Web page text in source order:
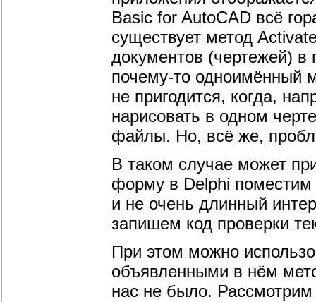
Basic for AutoCAD всё
существует метод
документов (чертежей)
почему-то одноимённый
не пригодится, когда,
нарисовать в одном
файлы. Но, всё же,
В таком случае может
форму в Delphi поместим
и не очень длинный
запишем код проверки
При этом можно
объявленными в нём
нас не было.